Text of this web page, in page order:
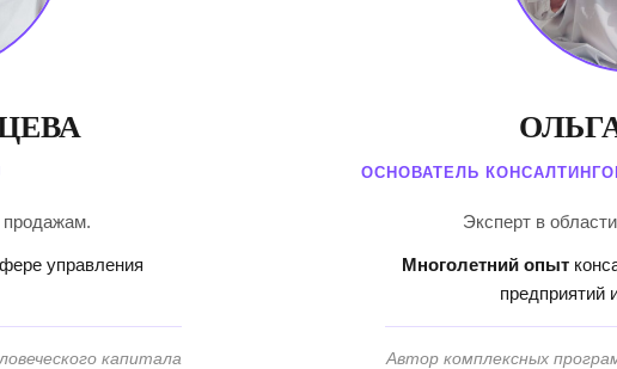
управления
капитала
ОСНОВАТЕЛЬ
Эксперт в
Многолетний опыт
предприятий
Автор комплексных